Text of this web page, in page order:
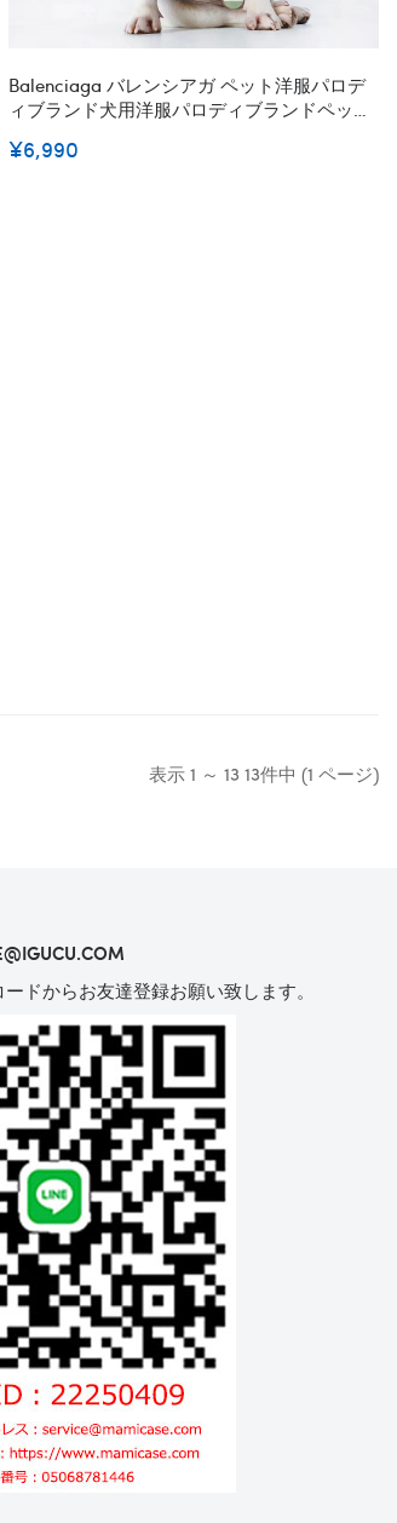
Balenciaga バレンシアガ ペット洋服パロデ
ィブランド犬用洋服パロディブランドペット
¥6,990
表示 1 ～ 13 13件中 (1 ページ)
ドからお友達登録お願い致します。